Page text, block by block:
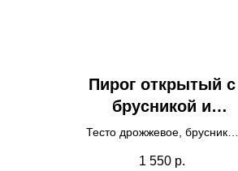
Пирог открытый с
брусникой и
яблоком
Тесто дрожжевое, брусника,
1 550 р.